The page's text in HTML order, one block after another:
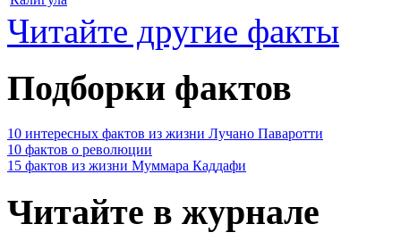
Читайте другие факты
Подборки фактов
10 интересных фактов из жизни Лучано Паваротти
10 фактов о революции
15 фактов из жизни Муммара Каддафи
Читайте в журнале